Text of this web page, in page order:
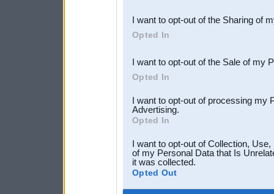
Downstream Participants
third parties.
I want to opt-out of the Sharing of
Opted In
I want to opt-out of the Sale of my
Opted In
I want to opt-out of processing my
Advertising.
Opted In
I want to opt-out of Collection,
of my Personal Data that Is
it was collected.
Opted Out